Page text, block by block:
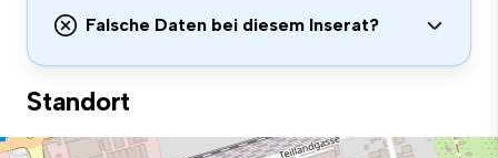
Falsche Daten bei diesem Inserat?
Standort